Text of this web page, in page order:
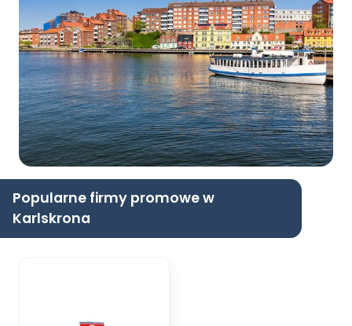
Popularne firmy promowe w
Karlskrona